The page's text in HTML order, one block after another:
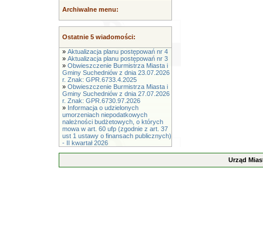
Archiwalne menu:
Ostatnie 5 wiadomości:
» Aktualizacja planu postępowań nr 4
» Aktualizacja planu postępowań nr 3
» Obwieszczenie Burmistrza Miasta i
Gminy Suchedniów z dnia 23.07.2026
r. Znak: GPR.6733.4.2025
» Obwieszczenie Burmistrza Miasta i
Gminy Suchedniów z dnia 27.07.2026
r. Znak: GPR.6730.97.2026
» Informacja o udzielonych
umorzeniach niepodatkowych
należności budżetowych, o których
mowa w art. 60 ufp (zgodnie z art. 37
ust 1 ustawy o finansach publicznych)
- II kwartał 2026
Urząd